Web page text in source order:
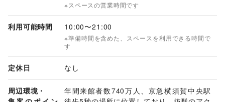
※スペースの営業時間です
利用可能時間 10:00〜21:00
※準備時間を含めた、スペースを利用できる時間で
す
定休日 なし
周辺環境・
年間来館者数740万人、京急横須賀中央駅